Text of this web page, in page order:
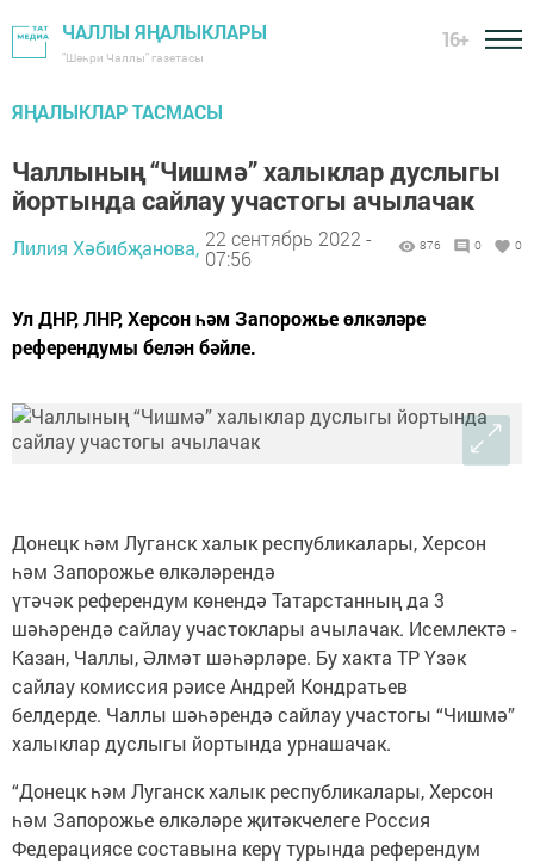
ЧАЛЛЫ ЯҢАЛЫКЛАРЫ
"Шәһри Чаллы" газетасы
16+
ЯҢАЛЫКЛАР ТАСМАСЫ
Чаллының “Чишмә” халыклар дуслыгы
йортында сайлау участогы ачылачак
Лилия Хәбибҗанова, 22 сентябрь 2022 -
07:56
876 0 0
Ул ДНР, ЛНР, Херсон һәм Запорожье өлкәләре
референдумы белән бәйле.
Донецк һәм Луганск халык республикалары, Херсон
һәм Запорожье өлкәләрендә
үтәчәк референдум көнендә Татарстанның да 3
шәһәрендә сайлау участоклары ачылачак. Исемлектә -
Казан, Чаллы, Әлмәт шәһәрләре. Бу хакта ТР Үзәк
сайлау комиссия рәисе Андрей Кондратьев
белдерде. Чаллы шәһәрендә сайлау участогы “Чишмә”
халыклар дуслыгы йортында урнашачак.
“Донецк һәм Луганск халык республикалары, Херсон
һәм Запорожье өлкәләре җитәкчелеге Россия
Федерациясе составына керү турында референдум